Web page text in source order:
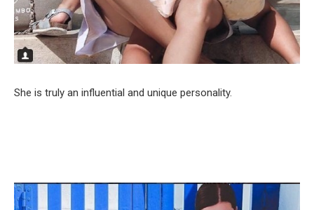
She is truly an influential and unique personality.